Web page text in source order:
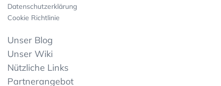
Datenschutzerklärung
Cookie Richtlinie
Unser Blog
Unser Wiki
Nützliche Links
Partnerangebot